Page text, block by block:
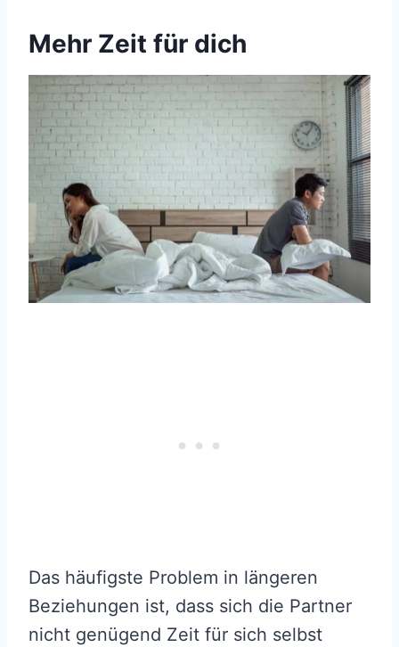
Mehr Zeit für dich
Das häufigste Problem in längeren
Beziehungen ist, dass sich die Partner
nicht genügend Zeit für sich selbst